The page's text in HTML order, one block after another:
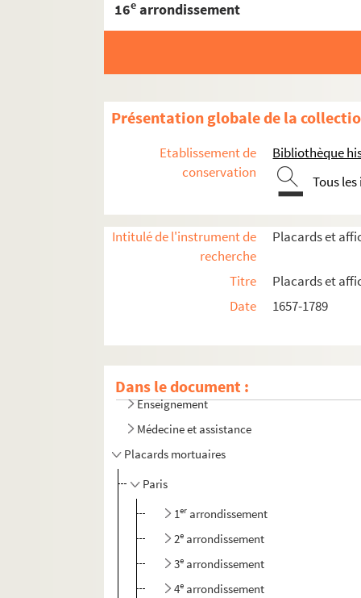
16e arrondissement
Présentation globale de la
Etablissement de
conservation
Bibliothèque
Tous
Intitulé de l'instrument de
recherche
Placards et
Titre
Placards et
Date
1657-1789
Dans le document :
Communautés de métiers
Enseignement
Médecine et assistance
Placards mortuaires
Paris
1er arrondissement
2e arrondissement
3e arrondissement
4e arrondissement